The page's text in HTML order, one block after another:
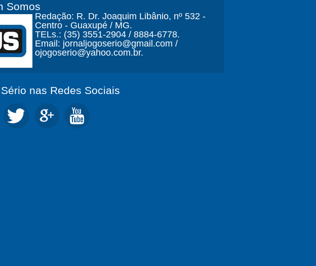
Somos
Redação: R. Dr. Joaquim Libânio, nº 532 -
Centro - Guaxupé / MG.
TELs.: (35) 3551-2904 / 8884-6778.
Email: jornaljogoserio@gmail.com /
ojogoserio@yahoo.com.br.
nas Redes Sociais